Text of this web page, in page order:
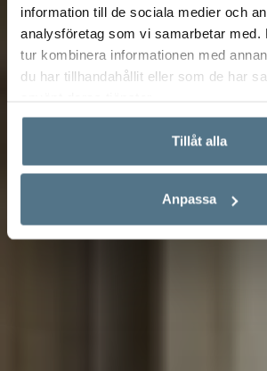
information till de sociala medier och
analysföretag som vi samarbetar med.
tur kombinera informationen med
du har tillhandahållit eller som de har
Tillåt alla
Anpassa